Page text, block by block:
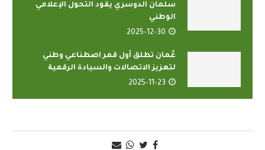
سلمان الدوسري يقود التحول الإعلامي
الوطني
2025-12-30
عُمان تطلق أول قمر اصطناعي وطني
لتعزيز الاتصالات والسيادة الرقمية
2025-11-23